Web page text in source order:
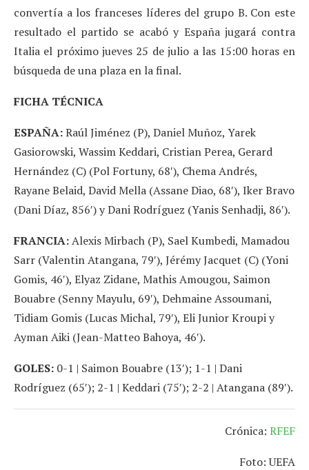
convertía a los franceses líderes del grupo B. Con este
resultado el partido se acabó y España jugará contra
Italia el próximo jueves 25 de julio a las 15:00 horas en
búsqueda de una plaza en la final.
FICHA TÉCNICA
ESPAÑA:Raúl Jiménez (P), Daniel Muñoz, Yarek
Gasiorowski, Wassim Keddari, Cristian Perea, Gerard
Hernández (C) (Pol Fortuny, 68′), Chema Andrés,
Rayane Belaid, David Mella (Assane Diao, 68′), Iker Bravo
(Dani Díaz, 856′) y Dani Rodríguez (Yanis Senhadji, 86′).
FRANCIA:Alexis Mirbach (P), Sael Kumbedi, Mamadou
Sarr (Valentin Atangana, 79′), Jérémy Jacquet (C) (Yoni
Gomis, 46′), Elyaz Zidane, Mathis Amougou, Saimon
Bouabre (Senny Mayulu, 69′), Dehmaine Assoumani,
Tidiam Gomis (Lucas Michal, 79′), Eli Junior Kroupi y
Ayman Aiki (Jean-Matteo Bahoya, 46′).
GOLES: 0-1 | Saimon Bouabre (13′); 1-1 | Dani
Rodríguez (65′); 2-1 | Keddari (75′); 2-2 | Atangana (89′).
Crónica: RFEF
Foto: UEFA